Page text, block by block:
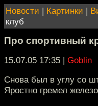
Новости | Картинки |
клуб
Про спортивный
15.07.05 17:35 | Goblin
Снова был в углу со
Яростно гремел